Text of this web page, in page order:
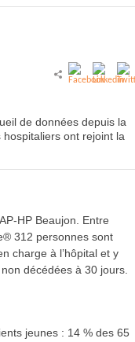
de données depuis la
hospitaliers ont rejoint la
HP Beaujon. Entre
312 personnes sont
charge à l’hôpital et y
décédées à 30 jours.
jeunes : 14 % des 65